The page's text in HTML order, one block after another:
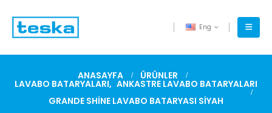
Eng
ANASAYFA ÜRÜNLER
LAVABO BATARYALARI, ANKASTRE LAVABO BATARYALARI
GRANDE SHINE LAVABO BATARYASI SIYAH